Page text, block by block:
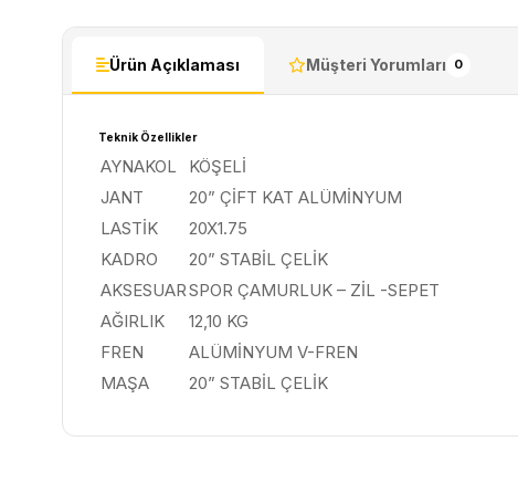
Ürün Açıklaması Müşteri Yorumları 0
Teknik Özellikler
AYNAKOL
KÖŞELİ
JANT
20” ÇİFT KAT ALÜMİNYUM
LASTİK
20X1.75
KADRO
20” STABİL ÇELİK
AKSESUARSPOR ÇAMURLUK – ZİL -SEPET
AĞIRLIK
12,10 KG
FREN
ALÜMİNYUM V-FREN
MAŞA
20” STABİL ÇELİK